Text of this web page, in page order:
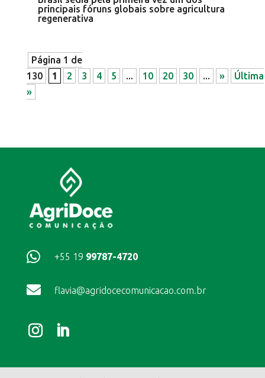
principais fóruns globais sobre agricultura
regenerativa
Página 1 de
130
1 2 3 4 5 ... 10 20 30 ... »
Última
»
 +55 19 99787-4720
 flavia@agridocecomunicacao.com.br